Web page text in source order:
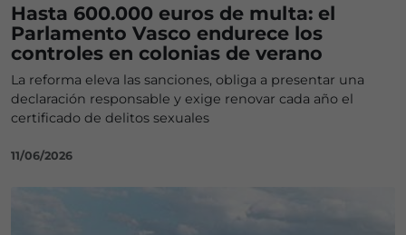
Hasta 600.000 euros de multa: el
Parlamento Vasco endurece los
controles en colonias de verano
La reforma eleva las sanciones, obliga a presentar una
declaración responsable y exige renovar cada año el
certificado de delitos sexuales
11/06/2026